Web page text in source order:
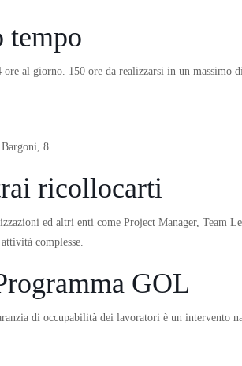
tempo
al giorno. 150 ore da realizzarsi in un massimo
8
ricollocarti
ed altri enti come Project Manager, Team
complesse.
GOL
di occupabilità dei lavoratori è un intervento